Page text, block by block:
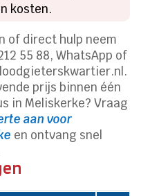
kosten.
of direct hulp neem
55 88, WhatsApp of
prijs binnen één
in Meliskerke? Vraag
aan voor
en ontvang snel